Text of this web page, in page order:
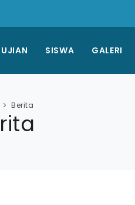
UJIAN SISWA GALERI
Berita